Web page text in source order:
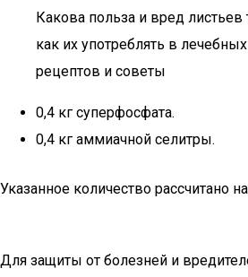
Какова польза и вред листьев
как их употреблять в
рецептов и советы
0,4 кг суперфосфата.
0,4 кг аммиачной селитры.
Указанное количество рассчитано
Для защиты от болезней и